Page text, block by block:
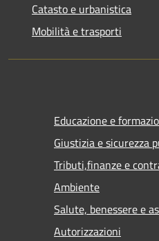
Catasto e urbanistica
Mobilità e trasporti
Educazione e
Giustizia e sicurezza
Tributi,finanze e
Ambiente
Salute, benessere e
Autorizzazioni